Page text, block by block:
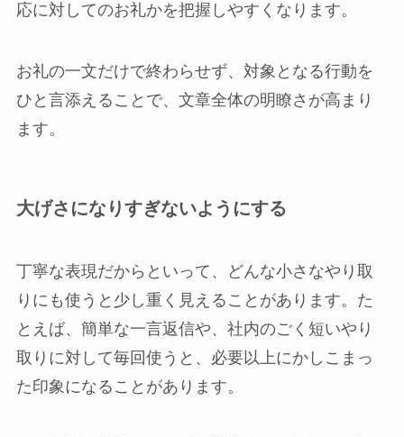
応に対してのお礼かを把握しやすくなります。
お礼の一文だけで終わらせず、対象となる行動を
ひと言添えることで、文章全体の明瞭さが高まり
ます。
大げさになりすぎないようにする
丁寧な表現だからといって、どんな小さなやり取
りにも使うと少し重く見えることがあります。た
とえば、簡単な一言返信や、社内のごく短いやり
取りに対して毎回使うと、必要以上にかしこまっ
た印象になることがあります。